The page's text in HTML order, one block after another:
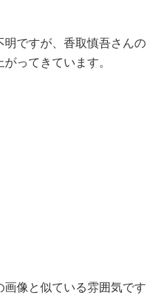
ですが、香取慎吾さんの
ってきています。
画像と似ている雰囲気です